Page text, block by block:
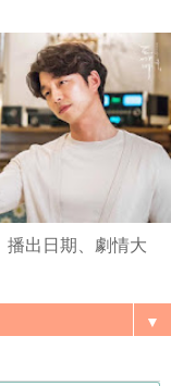
播出日期、劇情大
▼